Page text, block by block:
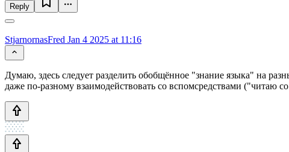
Reply
StjarnornasFred Jan 4 2025 at 11:16
Думаю, здесь следует разделить обобщённое "знание языка" на
даже по-разному взаимодействовать со вспомсредствами ("читаю